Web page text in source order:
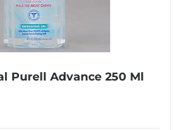
Purell Advance 250 Ml